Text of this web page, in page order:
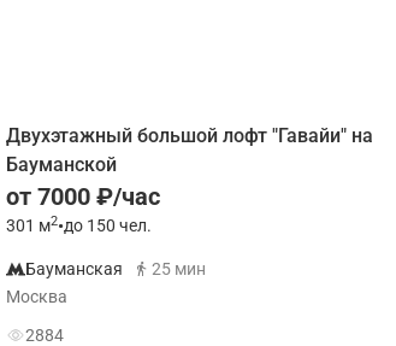
Двухэтажный большой лофт "Гавайи" на
Бауманской
от 7000 ₽/час
301 м2•до 150 чел.
Бауманская
25 мин
Москва
2884